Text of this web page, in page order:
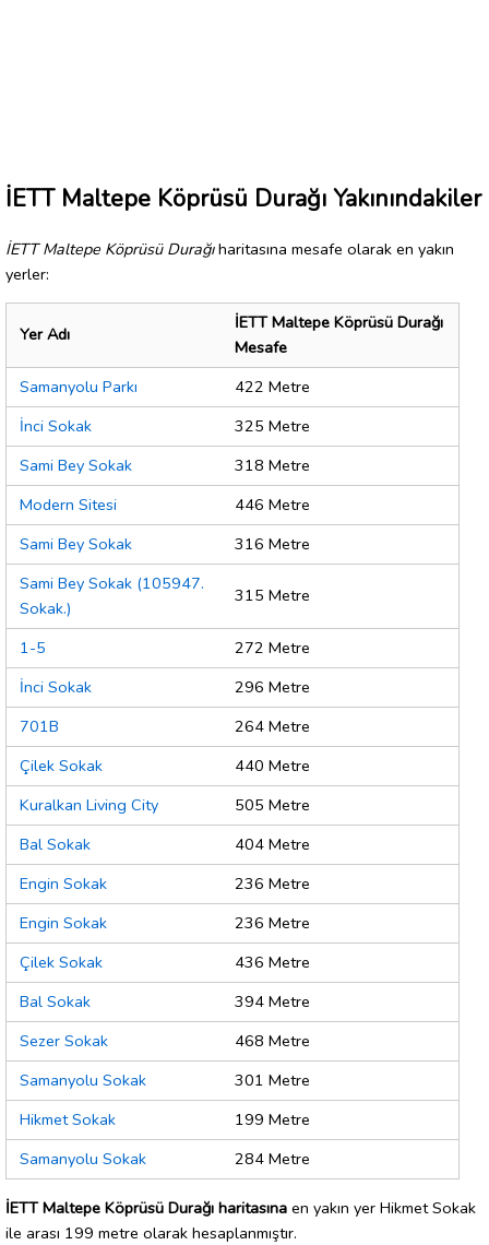
İETT Maltepe Köprüsü Durağı Yakınındakiler
İETT Maltepe Köprüsü Durağıharitasına mesafe olarak en yakın
yerler:
Yer Adı
İETT Maltepe Köprüsü Durağı
Mesafe
Samanyolu Parkı
422 Metre
İnci Sokak
325 Metre
Sami Bey Sokak
318 Metre
Modern Sitesi
446 Metre
Sami Bey Sokak
316 Metre
Sami Bey Sokak (105947.
Sokak.)
315 Metre
1-5
272 Metre
İnci Sokak
296 Metre
701B
264 Metre
Çilek Sokak
440 Metre
Kuralkan Living City
505 Metre
Bal Sokak
404 Metre
Engin Sokak
236 Metre
Engin Sokak
236 Metre
Çilek Sokak
436 Metre
Bal Sokak
394 Metre
Sezer Sokak
468 Metre
Samanyolu Sokak
301 Metre
Hikmet Sokak
199 Metre
Samanyolu Sokak
284 Metre
İETT Maltepe Köprüsü Durağı haritasına en yakın yer Hikmet Sokak
ile arası 199 metre olarak hesaplanmıştır.